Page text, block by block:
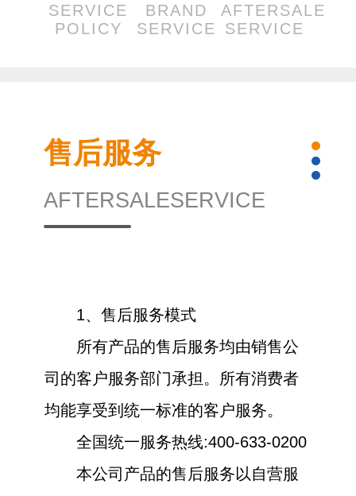
SERVICE
POLICY
BRAND
SERVICE
AFTERSALE
SERVICE
售后服务
AFTERSALESERVICE
1、售后服务模式
所有产品的售后服务均由销售公
司的客户服务部门承担。所有消费者
均能享受到统一标准的客户服务。
全国统一服务热线:400-633-0200
本公司产品的售后服务以自营服